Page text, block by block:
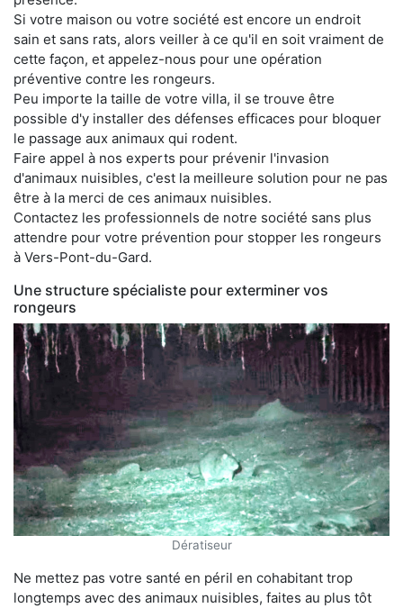
Si votre maison ou votre société est encore un endroit
sain et sans rats, alors veiller à ce qu'il en soit vraiment de
cette façon, et appelez-nous pour une opération
préventive contre les rongeurs.
Peu importe la taille de votre villa, il se trouve être
possible d'y installer des défenses efficaces pour bloquer
le passage aux animaux qui rodent.
Faire appel à nos experts pour prévenir l'invasion
d'animaux nuisibles, c'est la meilleure solution pour ne pas
être à la merci de ces animaux nuisibles.
Contactez les professionnels de notre société sans plus
attendre pour votre prévention pour stopper les rongeurs
à Vers-Pont-du-Gard.
Une structure spécialiste pour exterminer vos
rongeurs
Dératiseur
Ne mettez pas votre santé en péril en cohabitant trop
longtemps avec des animaux nuisibles, faites au plus tôt